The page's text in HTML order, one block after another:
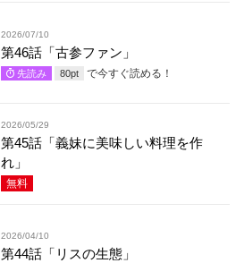
2026/07/10
第46話「古参ファン」
先読み 80pt で今すぐ読める！
2026/05/29
第45話「義妹に美味しい料理を作
れ」
無料
2026/04/10
第44話「リスの生態」